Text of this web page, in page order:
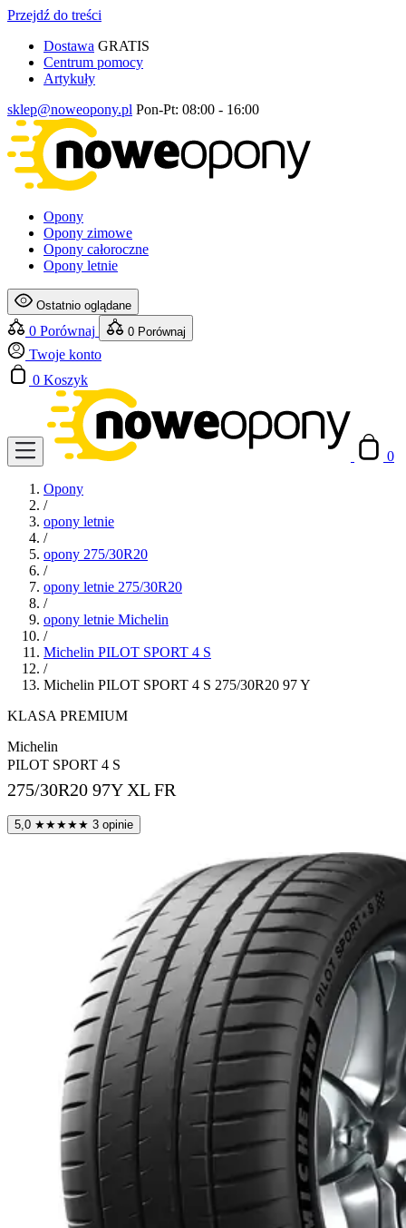
Przejdź do treści
Dostawa GRATIS
Centrum pomocy
Artykuły
sklep@noweopony.pl Pon-Pt: 08:00 - 16:00
Opony
Opony zimowe
Opony całoroczne
Opony letnie
Ostatnio oglądane
0 Porównaj 0 Porównaj
Twoje konto
0 Koszyk
0
Opony
/
opony letnie
/
opony 275/30R20
/
opony letnie 275/30R20
/
opony letnie Michelin
/
Michelin PILOT SPORT 4 S
/
Michelin PILOT SPORT 4 S 275/30R20 97 Y
KLASA PREMIUM
Michelin
PILOT SPORT 4 S
275/30R20 97Y XL FR
5,0 ★★★★★ 3 opinie